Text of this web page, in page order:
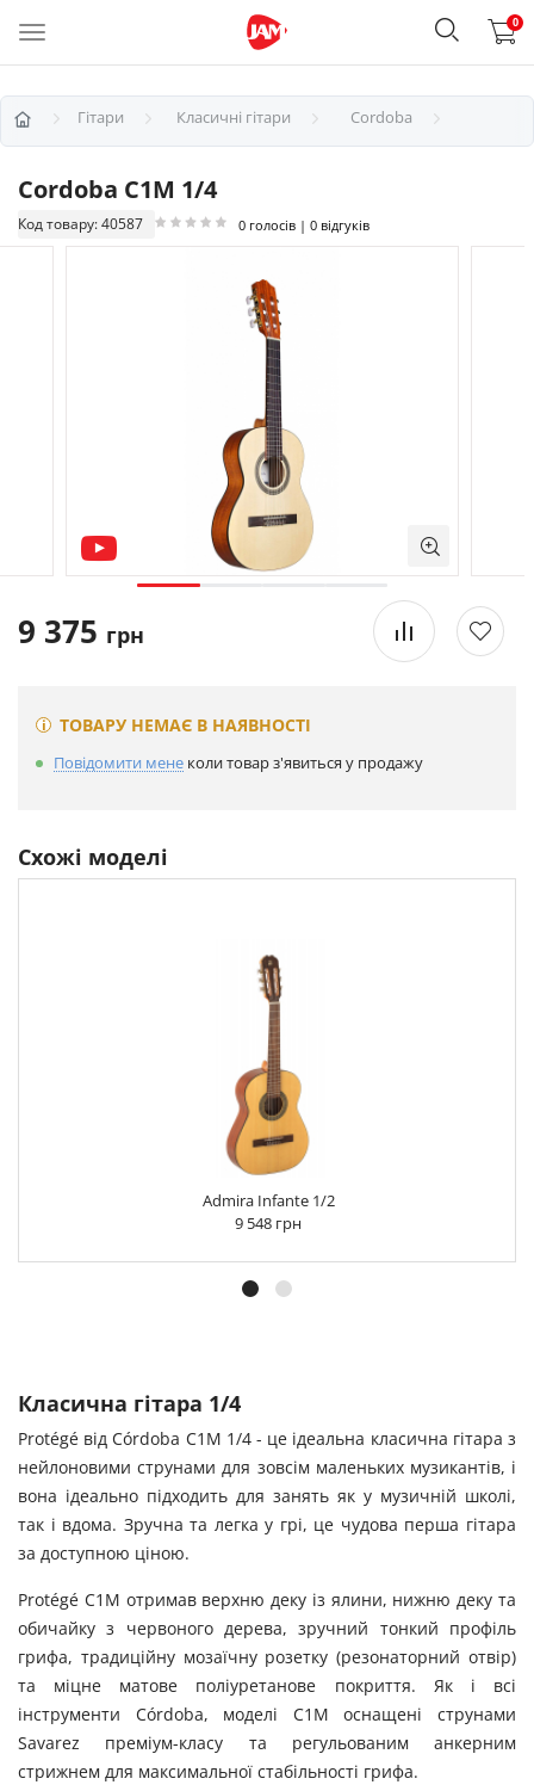
0
Гітари Класичні гітари Cordoba
Cordoba C1M 1/4
Код товару: 40587 0 голосів | 0 відгуків
9 375 грн
ТОВАРУ НЕМАЄ В НАЯВНОСТІ
Повідомити мене коли товар з'явиться у продажу
Схожі моделі
Admira Infante 1/2
9 548 грн
Класична гітара 1/4
Protégé від Córdoba C1M 1/4 - це ідеальна класична гітара з
нейлоновими струнами для зовсім маленьких музикантів, і
вона ідеально підходить для занять як у музичній школі,
так і вдома. Зручна та легка у грі, це чудова перша гітара
за доступною ціною.
Protégé C1M отримав верхню деку із ялини, нижню деку та
обичайку з червоного дерева, зручний тонкий профіль
грифа, традиційну мозаїчну розетку (резонаторний отвір)
та міцне матове поліуретанове покриття. Як і всі
інструменти Córdoba, моделі C1M оснащені струнами
Savarez преміум-класу та регульованим анкерним
стрижнем для максимальної стабільності грифа.